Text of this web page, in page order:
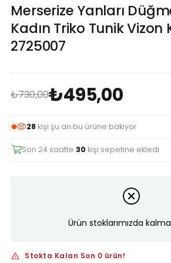
Merserize Yanları
Kadın Triko Tunik Vizon
2725007
₺730,00₺495,00
28 kişi şu an bu ürüne bakıyor
Son 24 saatte30 kişi sepetine ekledi
Ürün stoklarımızda
Stokta Kalan Son 0 ürün!